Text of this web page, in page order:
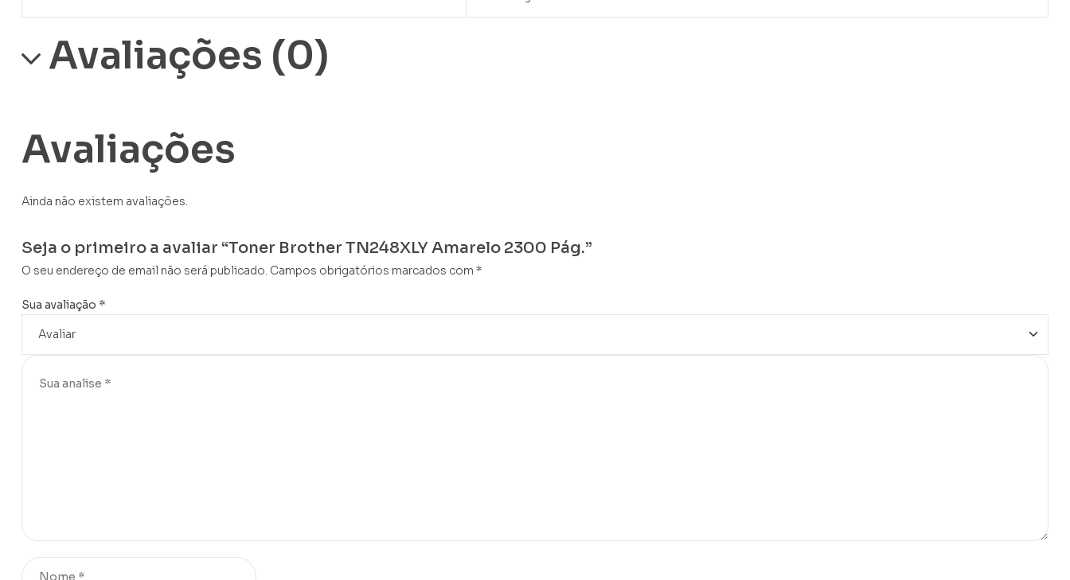
Avaliações (0)
Avaliações
Ainda não existem avaliações.
Seja o primeiro a avaliar “Toner Brother TN248XLY Amarelo 2300 Pág.”
O seu endereço de email não será publicado. Campos obrigatórios marcados com *
Sua avaliação *